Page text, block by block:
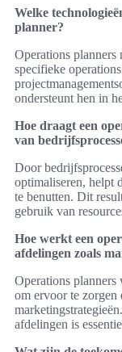
Welke
planner?
Operations planners
specifieke
ondersteunt hen in
Hoe draagt een
van
Door
optimaliseren, helpt
te benutten. Dit
gebruik van
Hoe werkt een
afdelingen zoals
Operations planners
om ervoor te zorgen
afdelingen is